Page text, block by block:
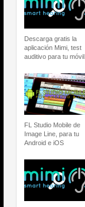
Descarga gratis la
aplicación Mimi, test
auditivo para tu móvil.
FL Studio Mobile de
Image Line, para tu
Android e iOS